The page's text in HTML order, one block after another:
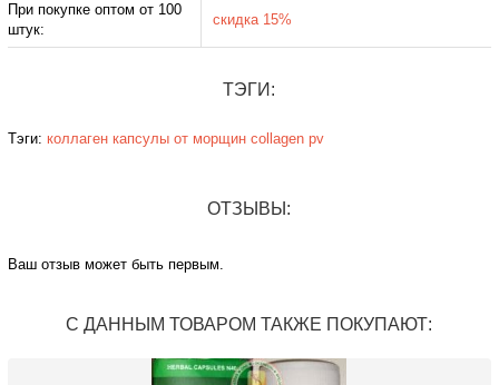
При покупке оптом от 100
штук:
скидка 15%
ТЭГИ:
Тэги: коллаген капсулы от морщин collagen pv
ОТЗЫВЫ:
Ваш отзыв может быть первым.
С ДАННЫМ ТОВАРОМ ТАКЖЕ ПОКУПАЮТ: